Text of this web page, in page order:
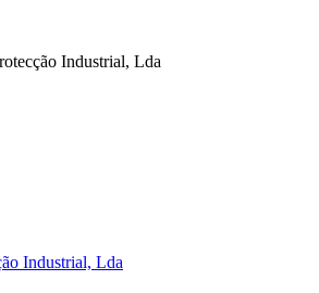
Industrial, Lda
Industrial, Lda